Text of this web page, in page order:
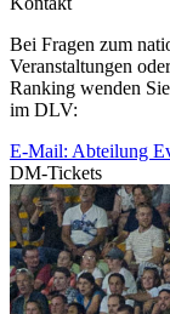
Bei Fragen zum
Veranstaltungen
Ranking wenden
im DLV:
E-Mail: Abteilung
DM-Tickets